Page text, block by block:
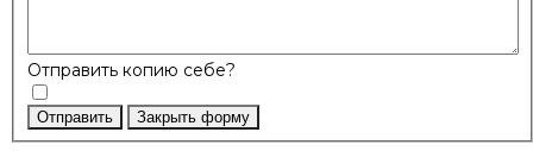
Отправить копию себе?
Отправить Закрыть форму